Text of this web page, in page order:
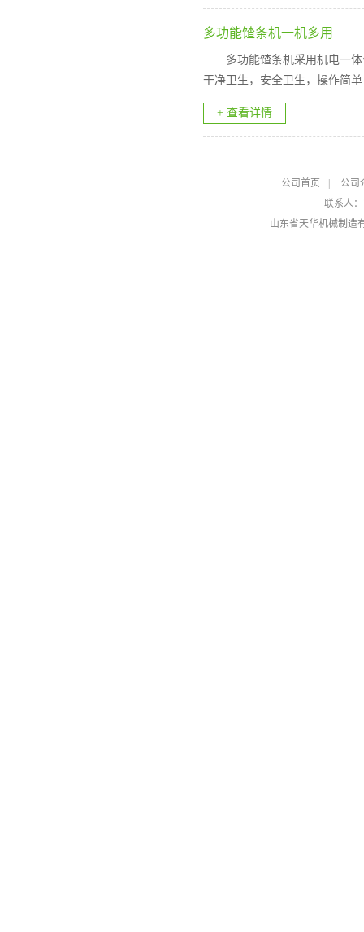
多功能馇条机一机多用
多功能馇条机采用机电一
干净卫生，安全卫生，操作简
+ 查看详情
公司首页
公司
联系人
山东省天华机械制造